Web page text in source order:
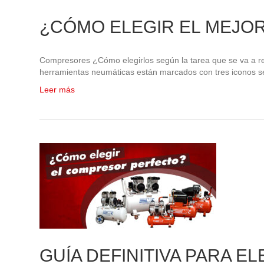
¿CÓMO ELEGIR EL
Compresores ¿Cómo elegirlos según la tarea que se va a
herramientas neumáticas están marcados con tres
Leer más
GUÍA DEFINITIVA PARA